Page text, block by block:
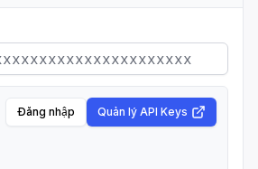
Đăng nhập Quản lý API Keys